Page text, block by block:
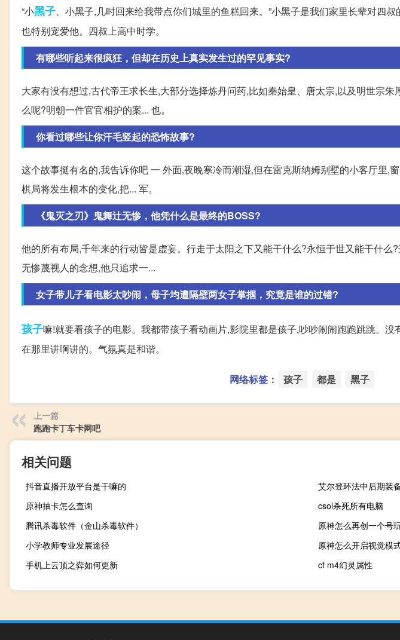
“小黑子、小黑子,几时回来给我带点你们城里的鱼糕回来。”小黑子是我们家里长辈对四
也特别宠爱他。四叔上高中时学。
有哪些听起来很疯狂，但却在历史上真实发生过的罕见事实?
大家有没有想过,古代帝王求长生,大部分选择炼丹问药,比如秦始皇、唐太宗,以及明世宗
么呢?明朝一件官官相护的案... 也。
你看过哪些让你汗毛竖起的恐怖故事?
这个故事挺有名的,我告诉你吧 一 外面,夜晚寒冷而潮湿,但在雷克斯纳姆别墅的小客厅里,
棋局将发生根本的变化,把... 军。
《鬼灭之刃》鬼舞辻无惨，他凭什么是最终的BOSS?
他的所有布局,千年来的行动皆是虚妄。行走于太阳之下又能干什么?永恒于世又能干什么?
无惨蔑视人的念想,他只追求一...
女子带儿子看电影太吵闹，母子均遭隔壁两女子掌掴，究竟是谁的过错?
孩子嘛!就要看孩子的电影。我都带孩子看动画片,影院里都是孩子,吵吵闹闹跑跑跳跳。
在那里讲啊讲的。气氛真是和谐。
网络标签： 孩子 都是 黑子
上一篇
跑跑卡丁车卡网吧
相关问题
抖音直播开放平台是干嘛的
艾尔登环法中后期装
原神抽卡怎么查询
csol杀死所有电脑
腾讯杀毒软件（金山杀毒软件）
原神怎么再创一个号
小学教师专业发展途径
原神怎么开启视觉模
手机上云顶之弈如何更新
cf m4幻灵属性